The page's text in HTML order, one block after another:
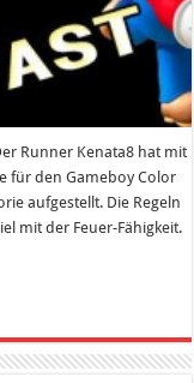
Runner Kenata8 hat mit
für den Gameboy Color
aufgestellt. Die Regeln
mit der Feuer-Fähigkeit.